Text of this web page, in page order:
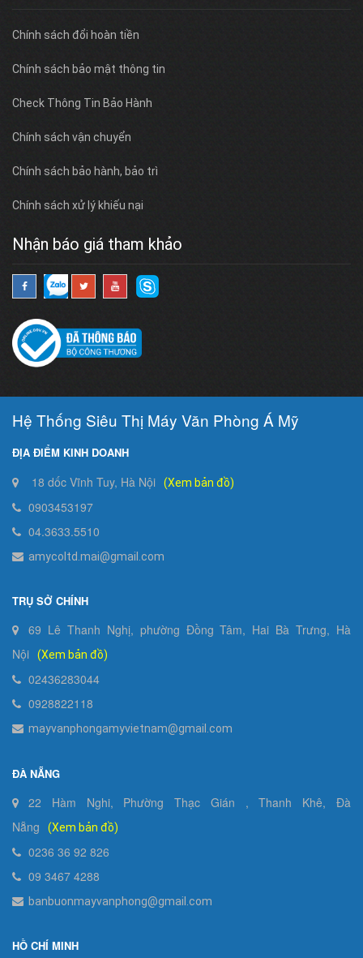
Chính sách đổi hoàn tiền
Chính sách bảo mật thông tin
Check Thông Tin Bảo Hành
Chính sách vận chuyển
Chính sách bảo hành, bảo trì
Chính sách xử lý khiếu nại
Nhận báo giá tham khảo
Hệ Thống Siêu Thị Máy Văn Phòng Á Mỹ
ĐỊA ĐIỂM KINH DOANH
18 dốc Vĩnh Tuy, Hà Nội (Xem bản đồ)
0903453197
04.3633.5510
amycoltd.mai@gmail.com
TRỤ SỞ CHÍNH
69 Lê Thanh Nghị, phường Đồng Tâm, Hai Bà Trưng, Hà
Nội
(Xem bản đồ)
02436283044
0928822118
mayvanphongamyvietnam@gmail.com
ĐÀ NẴNG
22 Hàm Nghi, Phường Thạc Gián , Thanh Khê, Đà
Nẵng
(Xem bản đồ)
0236 36 92 826
09 3467 4288
banbuonmayvanphong@gmail.com
HỒ CHÍ MINH